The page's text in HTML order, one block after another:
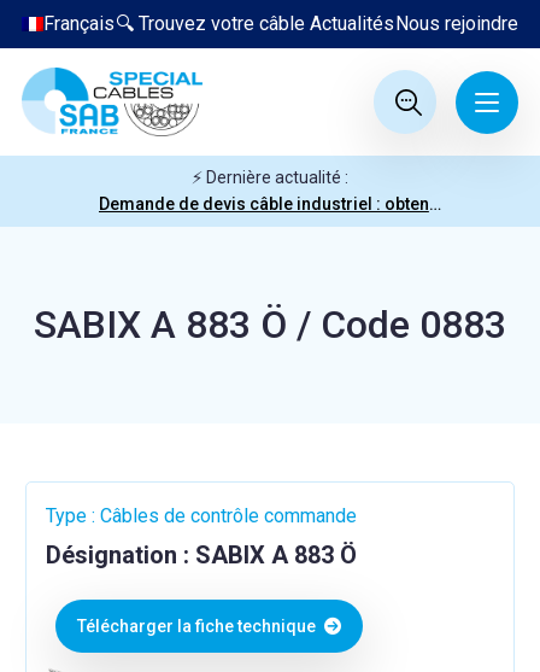
Nous rejoindre
Actualités
🔍 Trouvez votre câble
Français
⚡ Dernière actualité :
Demande de devis câble industriel : obtenez votre prix en quelques clics
SABIX A 883 Ö / Code 0883
Type : Câbles de contrôle commande
Désignation : SABIX A 883 Ö
Télécharger la fiche technique